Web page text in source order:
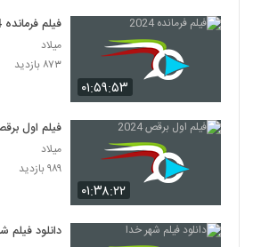
۰۱:۵۹:۵۳
فیلم فرمانده 2024
میلاد
۸۷۳ بازدید
۰۱:۳۸:۲۲
فیلم اول برقص
میلاد
۹۸۹ بازدید
دانلود فیلم